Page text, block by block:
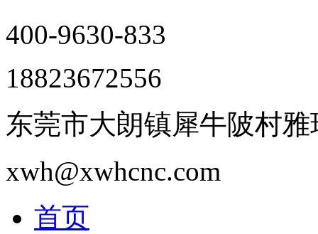
400-9630-833
18823672556
东莞市大朗镇犀牛陂村雅
xwh@xwhcnc.com
首页